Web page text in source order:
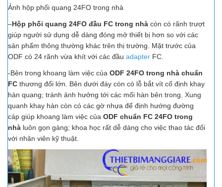
Ảnh hộp phối quang 24FO trong nhà
–Hộp phối quang 24FO đầu FC trong nhà còn có rãnh trượt
giúp người sử dụng dễ dàng đóng mở thiết bị hơn so với các
sản phẩm thông thường khác trên thị trường. Mặt trước của
ODF có 24 rãnh vừa khít với các đầu adapter FC.
-Bên trong khoang làm việc của ODF 24FO trong nhà chuẩn
FC thương đối lớn. Bên dưới đáy còn có lỗ bắt vít cố định khay
hàn quang; tránh ảnh hưởng tới các mối hàn bên trong. Xung
quanh khay hàn còn có các gờ nhựa để định hướng đường
cáp giúp khoang làm việc của ODF chuẩn FC 24FO trong
nhà luôn gọn gàng; khoa học rất dễ dàng cho việc thao tác đối
với nhân viên kỹ thuật.